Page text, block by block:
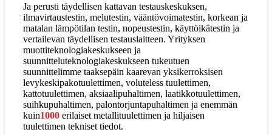
Ja perusti täydellisen kattavan testauskeskuksen,
ilmavirtaustestin, melutestin, vääntövoimatestin, korkean ja
matalan lämpötilan testin, nopeustestin, käyttöikätestin ja
vertailevan täydellisen testauslaitteen. Yrityksen
muottiteknologiakeskukseen ja
suunnitteluteknologiakeskukseen tukeutuen
suunnittelimme taaksepäin kaarevan yksikerroksisen
levykeskipakotuulettimen, voluteless tuulettimen,
kattotuulettimen, aksiaalipuhaltimen, laatikkotuulettimen,
suihkupuhaltimen, palontorjuntapuhaltimen ja enemmän
kuin1000 erilaiset metallituulettimen ja hiljaisen
tuulettimen tekniset tiedot.